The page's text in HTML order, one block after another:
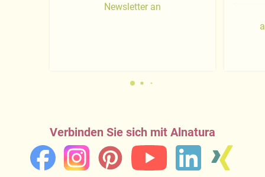
Newsletter an
Verbinden Sie sich mit Alnatura